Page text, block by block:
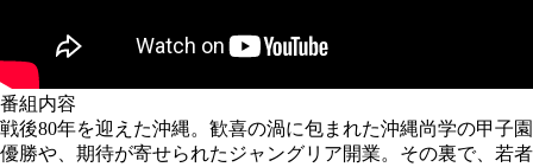
番組内容
戦後80年を迎えた沖縄。歓喜の渦に包まれた沖縄尚学の甲子園
優勝や、期待が寄せられたジャングリア開業。その裏で、若者